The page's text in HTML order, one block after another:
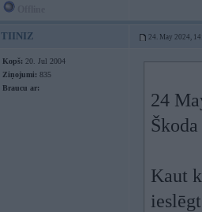
TIINIZ 24. May 2024,
Kopš: 20. Jul 2004
Ziņojumi: 835
Braucu ar:
24
Kaut